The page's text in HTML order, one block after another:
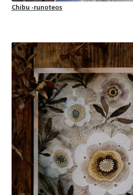
Chibu -runoteos